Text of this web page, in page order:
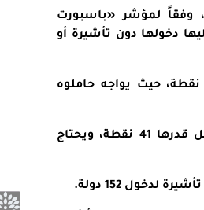
وفقاً لمؤشر «باسبورت
دخولها دون تأشيرة أو
جواز السفر السوري: يحتل المرتبة الأخيرة بدرجة تنقل تبلغ 40 نقطة، حيث يواجه حاملوه
جواز السفر الأفغاني: يأتي في المرتبة ما قبل الأخيرة بدرجة تنقل قدرها 41 نقطة، ويحتاج